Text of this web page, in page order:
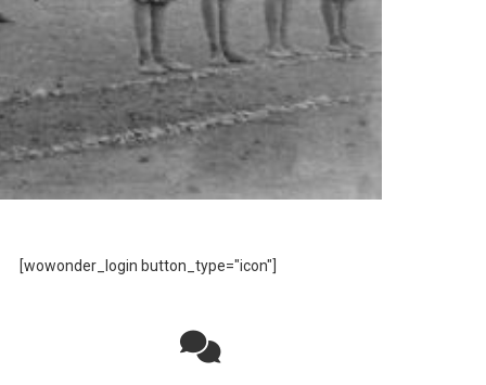
[wowonder_login button_type="icon"]